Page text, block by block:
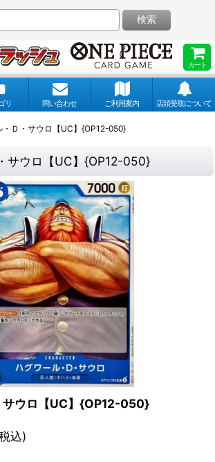
カート
検索
リ 問い合わせ ご利用案内 店頭受取について
・Ｄ・サウロ【UC】{OP12-050}
サウロ【UC】{OP12-050}
サウロ【UC】{OP12-050}
込)